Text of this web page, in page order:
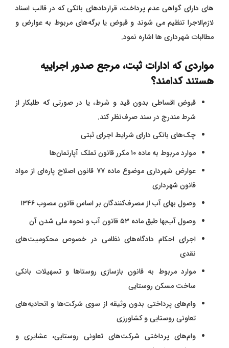
‌های دارای گواهی عدم پرداخت، قراردادهای بانکی که در قالب اسناد
لازم‌الاجرا تنظیم می‌ شوند و قبوض یا برگه‌های مربوط به عوارض و
مطالبات شهرداری ‌ها اشاره نمود.
مواردی که ادارات ثبت، مرجع صدور اجراییه
هستند کدامند؟
قبوض اقساطی بدون قید و شرط، یا در صورتی که طلبکار از
شرط مندرج در سند صرف‌نظر کند.
چک‌های بانکی دارای شرایط اجرای ثبتی
موارد مربوط به ماده ۱۰ مکرر قانون تملک آپارتمان‌ها
عوارض شهرداری موضوع ماده ۷۷ قانون اصلاح پاره‌ای از مواد
قانون شهرداری
وصول بهای آب از مصرف‌کنندگان بر اساس قانون مصوب ۱۳۴۶
وصول آب‌بها طبق ماده ۵۳ قانون آب و نحوه ملی شدن آن
اجرای احکام دادگاه‌های نظامی در خصوص محکومیت‌های
نقدی
موارد مربوط به قانون بازسازی روستاها و تسهیلات بانکی
ساخت مسکن روستایی
وام‌های پرداختی بدون وثیقه از سوی شرکت‌ها و اتحادیه‌های
تعاونی روستایی و کشاورزی
وام‌های پرداختی شرکت‌های تعاونی روستایی، عشایری و